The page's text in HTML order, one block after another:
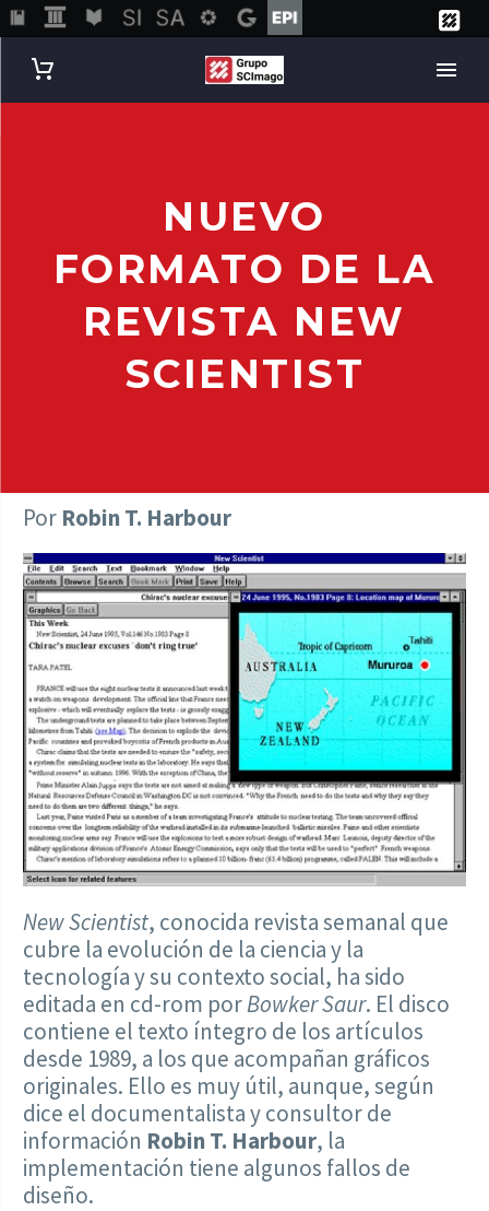
NUEVO
FORMATO DE LA
REVISTA NEW
SCIENTIST
Por Robin T. Harbour
New Scientist, conocida revista semanal que
cubre la evolución de la ciencia y la
tecnología y su contexto social, ha sido
editada en cd-rom porBowker Saur. El disco
contiene el texto íntegro de los artículos
desde 1989, a los que acompañan gráficos
originales. Ello es muy útil, aunque, según
dice el documentalista y consultor de
información Robin T. Harbour, la
implementación tiene algunos fallos de
diseño.